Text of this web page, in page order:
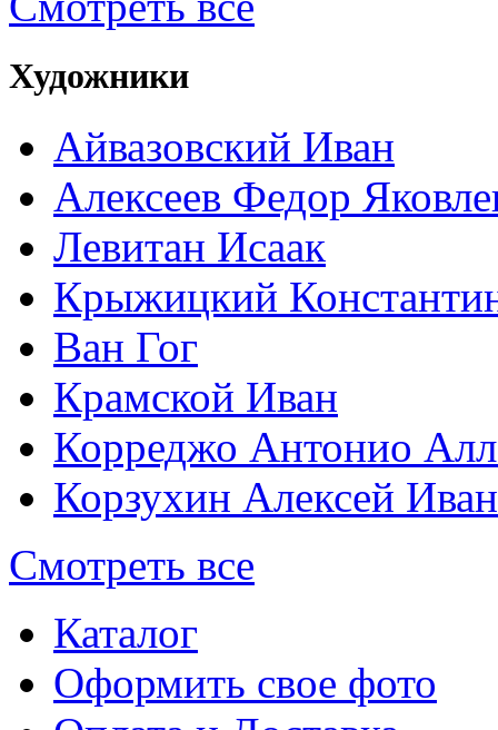
Художники
Айвазовский Иван
Алексеев Федор
Левитан Исаак
Крыжицкий
Ван Гог
Крамской Иван
Корреджо Антонио
Корзухин Алексей
Смотреть все
Каталог
Оформить свое фото